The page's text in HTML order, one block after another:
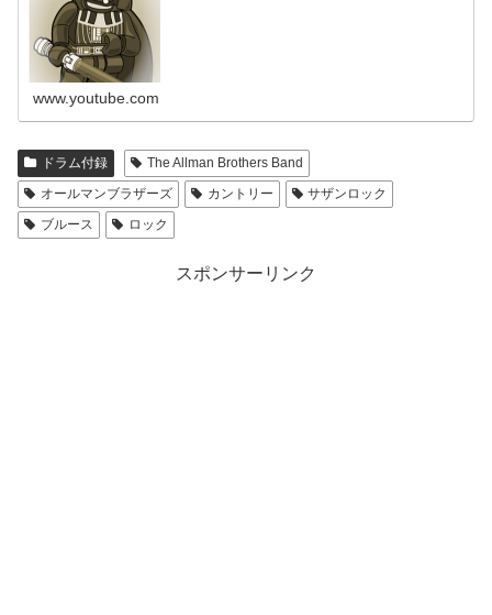
www.youtube.com
ドラム付録
The Allman Brothers Band
オールマンブラザーズ
カントリー
サザンロック
ブルース
ロック
スポンサーリンク